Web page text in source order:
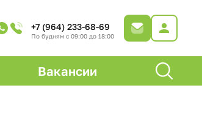
+7 (964) 233-68-69
По будням с 09:00 до 18:00
Вакансии